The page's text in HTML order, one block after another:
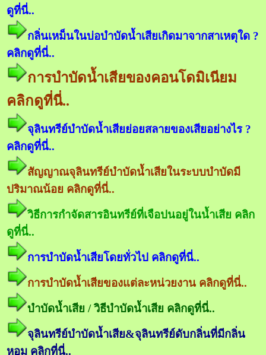
ดูที่นี่..
กลิ่นเหม็นในบ่อบำบัดน้ำเสียเกิดมาจากสาเหตุใด ?
คลิกดูที่นี่..
การบำบัดน้ำเสียของคอนโดมิเนียม
คลิกดูที่นี่..
จุลินทรีย์บำบัดน้ำเสียย่อยสลายของเสียอย่างไร ?
คลิกดูที่นี่..
สัญญาณจุลินทรีย์บำบัดน้ำเสียในระบบบำบัดมี
ปริมาณน้อย คลิกดูที่นี่..
วิธีการกำจัดสารอินทรีย์ที่เจือปนอยู่ในน้ำเสีย คลิก
ดูที่นี่..
การบำบัดน้ำเสียโดยทั่วไป คลิกดูที่นี่..
การบำบัดน้ำเสียของแต่ละหน่วยงาน คลิกดูที่นี่..
บำบัดน้ำเสีย / วิธีบำบัดน้ำเสีย คลิกดูที่นี่..
จุลินทรีย์บำบัดน้ำเสีย&จุลินทรีย์ดับกลิ่นที่มีกลิ่น
หอม คลิกที่นี่..